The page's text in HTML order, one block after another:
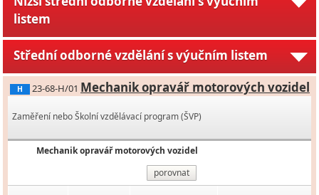
listem
Střední odborné vzdělání s výučním listem
H 23-68-H/01 Mechanik opravář motorových vozidel
Zaměření nebo Školní vzdělávací program (ŠVP)
Mechanik opravář motorových vozidel
porovnat